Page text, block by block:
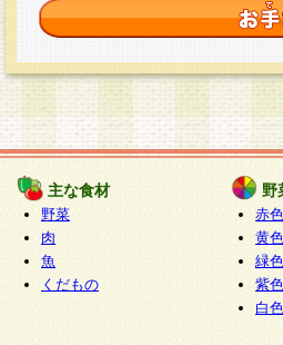
主な食材
野菜
肉
魚
くだもの
野
赤色
黄色
緑色
紫色
白色